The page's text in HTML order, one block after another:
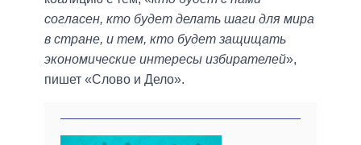
согласен, кто будет делать шаги для мира
в стране, и тем, кто будет защищать
экономические интересы избирателей»,
пишет «Слово и Дело».